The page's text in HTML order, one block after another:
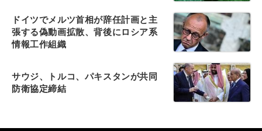
ドイツでメルツ首相が辞任計画と主
張する偽動画拡散、背後にロシア系
情報工作組織
サウジ、トルコ、パキスタンが共同
防衛協定締結